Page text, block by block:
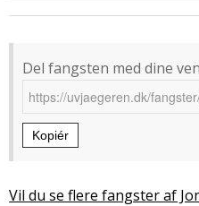
Del fangsten med dine
Kopiér
Vil du se flere fangster af